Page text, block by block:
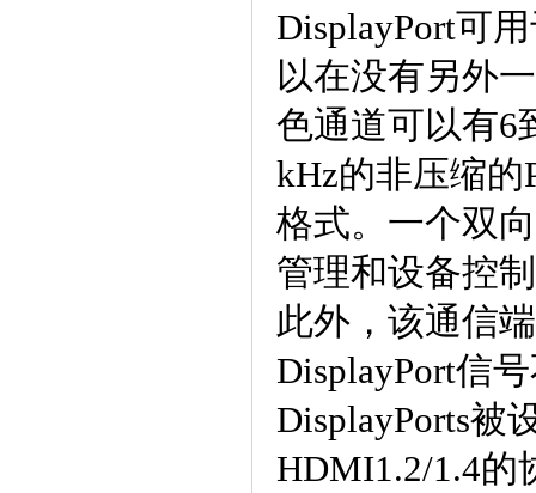
DisplayPort可
以在没有另外
色通道可以有6
kHz的非压缩
格式。一个双
管理和设备控
此外，该通信
DisplayPort信
DisplayPorts被
HDMI1.2/1.4的